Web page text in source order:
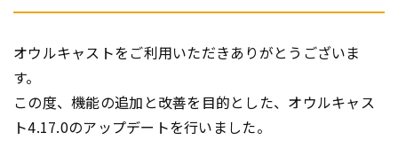
オウルキャストをご利用いただきありがとうございま
す。
この度、機能の追加と改善を目的とした、オウルキャス
ト4.17.0のアップデートを行いました。